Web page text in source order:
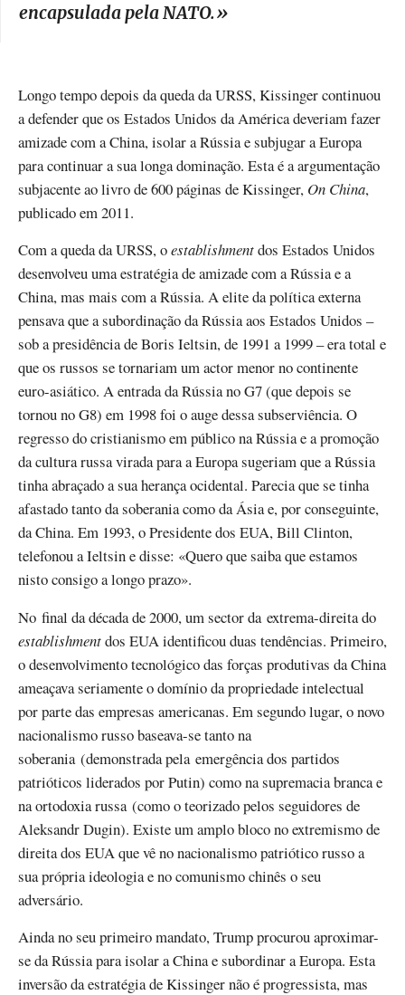
encapsulada pela NATO.»
Longo tempo depois da queda da URSS, Kissinger continuou
a defender que os Estados Unidos da América deveriam fazer
amizade com a China, isolar a Rússia e subjugar a Europa
para continuar a sua longa dominação. Esta é a argumentação
subjacente ao livro de 600 páginas de Kissinger, On China,
publicado em 2011.
Com a queda da URSS, oestablishmentdos Estados Unidos
desenvolveu uma estratégia de amizade com a Rússia e a
China, mas mais com a Rússia. A elite da política externa
pensava que a subordinação da Rússia aos Estados Unidos –
sob a presidência de Boris Ieltsin, de 1991 a 1999 – era total e
que os russos se tornariam um actor menor no continente
euro-asiático. A entrada da Rússia no G7 (que depois se
tornou no G8) em 1998 foi o auge dessa subserviência. O
regresso do cristianismo em público na Rússia e a promoção
da cultura russa virada para a Europa sugeriam que a Rússia
tinha abraçado a sua herança ocidental. Parecia que se tinha
afastado tanto da soberania como da Ásia e, por conseguinte,
da China. Em 1993, o Presidente dos EUA, Bill Clinton,
telefonou a Ieltsin e disse: «Quero que saiba que estamos
nisto consigo a longo prazo».
No final da década de 2000, um sector da extrema-direita do
establishmentdos EUA identificou duas tendências. Primeiro,
o desenvolvimento tecnológico das forças produtivas da China
ameaçava seriamente o domínio da propriedade intelectual
por parte das empresas americanas. Em segundo lugar, o novo
nacionalismo russo baseava-se tanto na
soberania (demonstrada pela emergência dos partidos
patrióticos liderados por Putin) como na supremacia branca e
na ortodoxia russa (como o teorizado pelos seguidores de
Aleksandr Dugin). Existe um amplo bloco no extremismo de
direita dos EUA que vê no nacionalismo patriótico russo a
sua própria ideologia e no comunismo chinês o seu
adversário.
Ainda no seu primeiro mandato, Trump procurou aproximar-
se da Rússia para isolar a China e subordinar a Europa. Esta
inversão da estratégia de Kissinger não é progressista, mas